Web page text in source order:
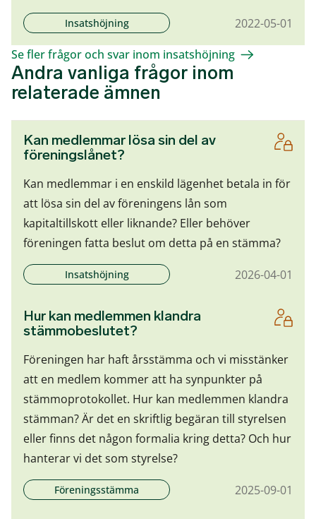
Insatshöjning 2022-05-01
Se fler frågor och svar inom insatshöjning
Andra vanliga frågor inom
relaterade ämnen
Kan medlemmar lösa sin del av
föreningslånet?
Kan medlemmar i en enskild lägenhet betala in för
att lösa sin del av föreningens lån som
kapitaltillskott eller liknande? Eller behöver
föreningen fatta beslut om detta på en stämma?
Insatshöjning 2026-04-01
Hur kan medlemmen klandra
stämmobeslutet?
Föreningen har haft årsstämma och vi misstänker
att en medlem kommer att ha synpunkter på
stämmoprotokollet. Hur kan medlemmen klandra
stämman? Är det en skriftlig begäran till styrelsen
eller finns det någon formalia kring detta? Och hur
hanterar vi det som styrelse?
Föreningsstämma 2025-09-01